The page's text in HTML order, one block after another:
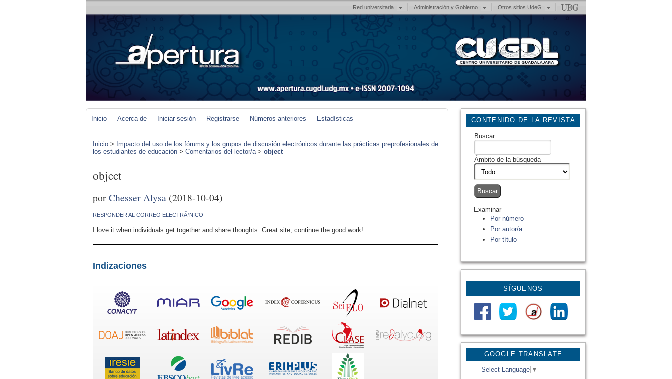
Red universitaria Administración y Gobierno Otros sitios UdeG
GOOGLE TRANSLATE
Select Language ▼
CONTENIDO DE LA REVISTA
Buscar
Ámbito de la búsqueda
Examinar
Por número
Por autor/a
Por título
SÍGUENOS
Inicio Acerca de Iniciar sesión Registrarse Números anteriores Estadísticas
Inicio > Impacto del uso de los fórums y los grupos de discusión electrónicos durante las prácticas preprofesionales de
los estudiantes de educación > Comentarios del lector/a> object
object
porChesser Alysa (2018-10-04)
RESPONDER AL CORREO ELECTRÃ³NICO
I love it when individuals get together and share thoughts. Great site, continue the good work!
Indizaciones